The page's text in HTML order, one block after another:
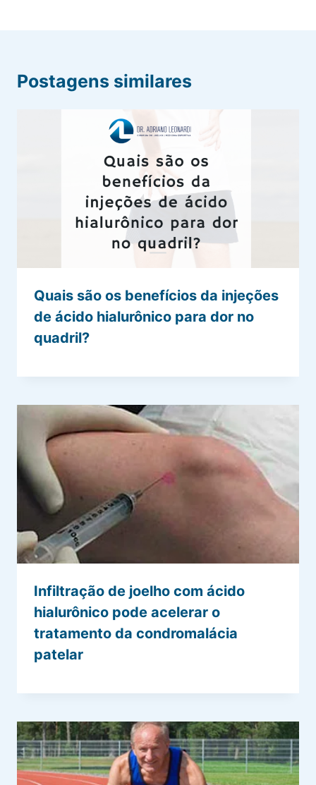
Postagens similares
Quais são os benefícios da injeções
de ácido hialurônico para dor no
quadril?
Infiltração de joelho com ácido
hialurônico pode acelerar o
tratamento da condromalácia
patelar